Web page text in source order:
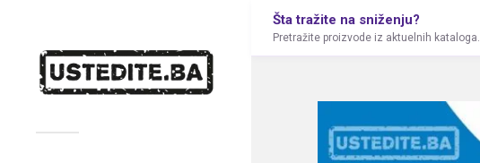
Šta tražite na sniženju?
Pretražite proizvode iz aktuelnih kataloga.